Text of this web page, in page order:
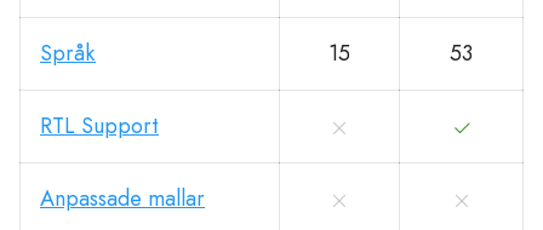
Språk 15 53
RTL Support
Anpassade mallar